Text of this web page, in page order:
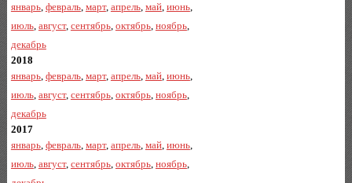
январь, февраль, март, апрель, май, июнь,
июль, август, сентябрь, октябрь, ноябрь,
декабрь
2018
январь, февраль, март, апрель, май, июнь,
июль, август, сентябрь, октябрь, ноябрь,
декабрь
2017
январь, февраль, март, апрель, май, июнь,
июль, август, сентябрь, октябрь, ноябрь,